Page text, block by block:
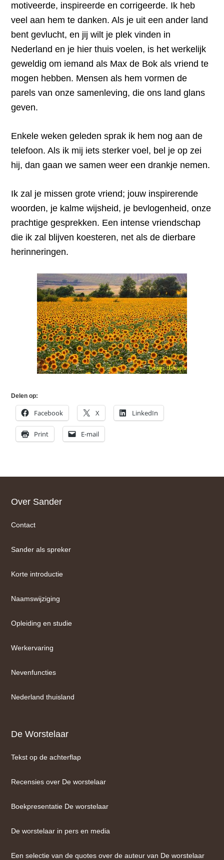
motiveerde, inspireerde en corrigeerde. Ik heb
veel aan hem te danken. Als je uit een ander land
bent gevlucht, en jij wilt je plek vinden in
Nederland en je hier thuis voelen, is het werkelijk
geweldig om iemand als Max de Bok als vriend te
mogen hebben. Mensen als hem vormen de
parels van onze samenleving, die ons land glans
geven.
Enkele weken geleden sprak ik hem nog aan de
telefoon. Als ik mij iets sterker voel, bel je op zei
hij, dan gaan we samen weer een drankje nemen.
Ik zal je missen grote vriend; jouw inspirerende
woorden, je kalme wijsheid, je bevlogenheid, onze
prachtige gesprekken. Een intense vriendschap
die ik zal blijven koesteren, net als de dierbare
herinneringen.
Delen op:
Facebook X LinkedIn
Print E-mail
Footer
Over Sander
Contact
Sander als spreker
Korte introductie
Naamswijziging
Opleiding en studie
Werkervaring
Nevenfuncties
Nederland thuisland
De Worstelaar
Tekst op de achterflap
Recensies over De worstelaar
Boekpresentatie De worstelaar
De worstelaar in pers en media
Een selectie van de quotes over de auteur van De worstelaar